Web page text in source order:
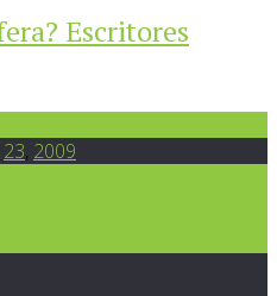
Escritores
23, 2009